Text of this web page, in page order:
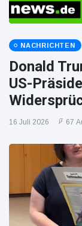
NACHRICHTEN
Donald
US-
16 Juli 2026 67